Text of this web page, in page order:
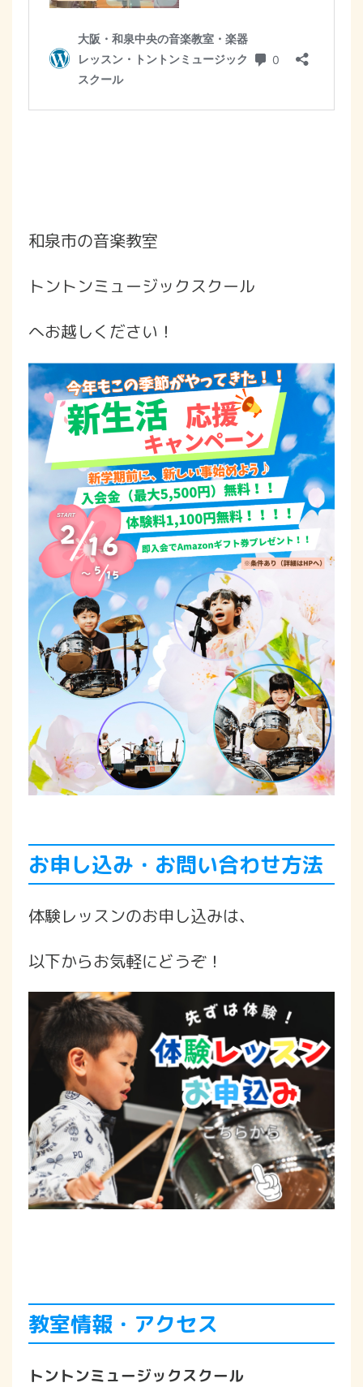
和泉市の音楽教室
トントンミュージックスクール
へお越しください！
お申し込み・お問い合わせ方法
体験レッスンのお申し込みは、
以下からお気軽にどうぞ！
教室情報・アクセス
トントンミュージックスクール